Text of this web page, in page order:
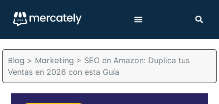
Blog > Marketing > SEO en Amazon: Duplica tus
Ventas en 2026 con esta Guía